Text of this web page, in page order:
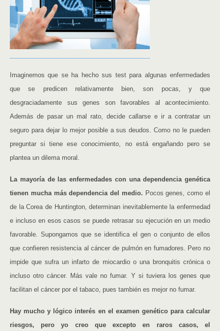
Imaginemos que se ha hecho sus test para algunas enfermedades
que se predicen relativamente bien, son pocas, y que
desgraciadamente sus genes son favorables al acontecimiento.
Además de pasar un mal rato, decide callarse e ir a contratar un
seguro para dejar lo mejor posible a sus deudos. Como no le pueden
preguntar si tiene ese conocimiento, no está engañando pero se
plantea un dilema moral.
La mayoría de las enfermedades con una dependencia genética
tienen mucha más dependencia del medio. Pocos genes, como el
de la Corea de Huntington, determinan inevitablemente la enfermedad
e incluso en esos casos se puede retrasar su ejecución en un medio
favorable. Supongamos que se identifica el gen o conjunto de ellos
que confieren resistencia al cáncer de pulmón en fumadores. Pero no
impide que sufra un infarto de miocardio o una bronquitis crónica o
incluso otro cáncer. Más vale no fumar. Y si tuviera los genes que
facilitan el cáncer por el tabaco, pues también es mejor no fumar.
Hay mucho y lógico interés en el examen genético para calcular
riesgos, pero yo creo que excepto en raros casos, el